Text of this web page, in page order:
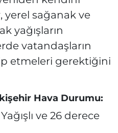
yerel sağanak ve
yağışların
vatandaşların
etmeleri gerektiğini
Hava Durumu:
ve 26 derece